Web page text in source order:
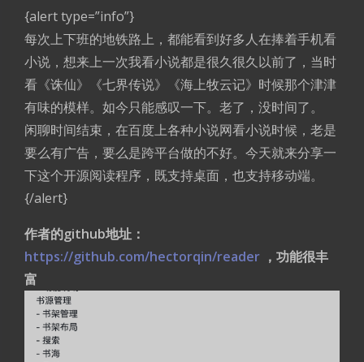
{alert type=”info”}
每次上下班的地铁路上，都能看到好多人在捧着手机看
小说，想来上一次我看小说都是很久很久以前了，当时
看《诛仙》《七界传说》《海上牧云记》时候那个津津
有味的模样。如今只能感叹一下。老了，没时间了。
闲聊时间结束，在百度上各种小说网看小说时候，老是
要么有广告，要么是跨平台做的不好。今天就来分享一
下这个开源阅读程序，既支持桌面，也支持移动端。
{/alert}
作者的github地址：
https://github.com/hectorqin/reader ，功能很丰
富